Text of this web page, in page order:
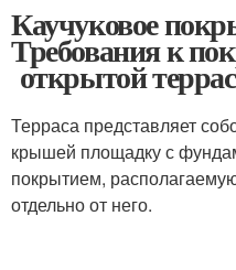
Каучуковое
Требования к
открытой
Терраса представляет
крышей площадку с
покрытием,
отдельно от него.